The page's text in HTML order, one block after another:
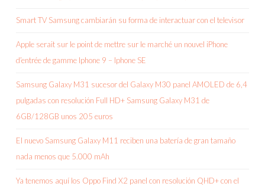
Smart TV Samsung cambiarán su forma de interactuar con el televisor
Apple serait sur le point de mettre sur le marché un nouvel iPhone
d’entrée de gamme Iphone 9 – Iphone SE
Samsung Galaxy M31 sucesor del Galaxy M30 panel AMOLED de 6,4
pulgadas con resolución Full HD+ Samsung Galaxy M31 de
6GB/128GB unos 205 euros
El nuevo Samsung Galaxy M11 reciben una batería de gran tamaño
nada menos que 5.000 mAh
Ya tenemos aquí los Oppo Find X2 panel con resolución QHD+ con el